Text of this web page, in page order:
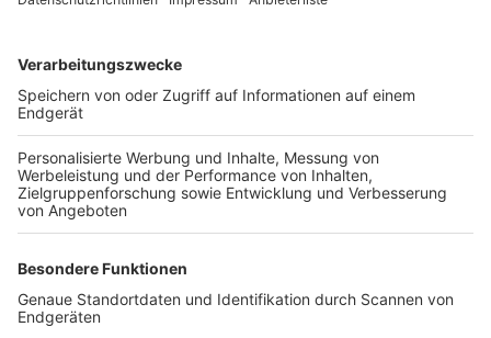
TOP-VEREINE
TOP-PARTNER